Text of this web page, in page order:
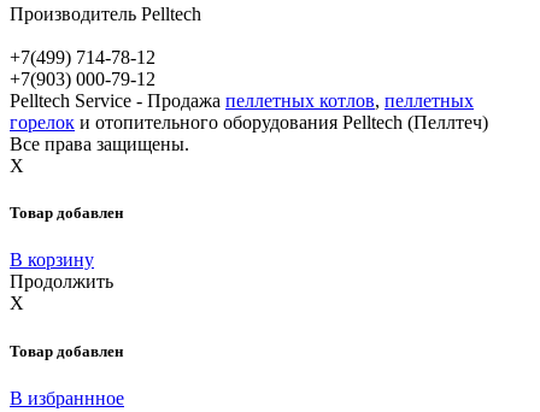
Производитель Pelltech
+7(499) 714-78-12
+7(903) 000-79-12
Pelltech Service - Продажа пеллетных котлов, пеллетных
горелок и отопительного оборудования Pelltech (Пеллтеч)
Все права защищены.
X
Товар добавлен
В корзину
Продолжить
X
Товар добавлен
В избраннное